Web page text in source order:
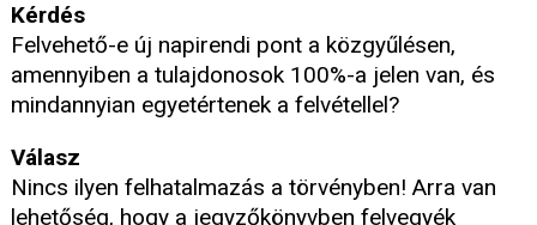
Kérdés
Felvehető-e új napirendi pont a közgyűlésen,
amennyiben a tulajdonosok 100%-a jelen van, és
mindannyian egyetértenek a felvétellel?
Válasz
Nincs ilyen felhatalmazás a törvényben! Arra van
lehetőség, hogy a jegyzőkönyvben felvegyék